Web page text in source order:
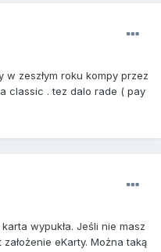
zeszłym roku kompy przez
classic . tez dalo rade ( pay
wypukła. Jeśli nie masz
eKarty. Można taką